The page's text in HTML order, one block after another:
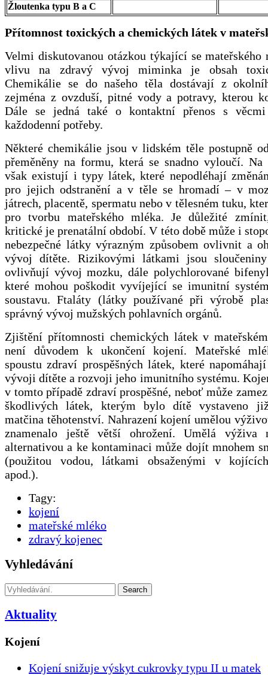
Žloutenka typu B a C
Přítomnost toxických a chemických látek v
Velmi diskutovanou otázkou týkající se mateřského
vlivu na zdravý vývoj miminka je obsah
Chemikálie se do našeho těla dostávají z
zejména z ovzduší, pitné vody a potravy, kterou
Dále se jedná také o kontaktní přenos s
každodenní potřeby.
Některé chemikálie jsou v lidském těle postupně
přeměněny na formu, která se snadno vyloučí. Na
však existují i typy látek, které nepodléhají
pro jejich odstranění a v těle se hromadí – v
játrech, placentě, spermatu nebo v tělesném tuku,
pro tvorbu mateřského mléka. Je důležité
kritické je prenatální období. V této době může i
nebezpečné látky výrazným způsobem ovlivnit a
vývoj dítěte. Rizikovými látkami jsou
ovlivňují vývoj mozku, dále polychlorované
které mohou poškodit vyvíjející se imunitní
soustavu. Ftaláty (látky používané při výrobě
správný vývoj mužských pohlavních orgánů.
Zjištění přítomnosti chemických látek v
není důvodem k ukončení kojení. Mateřské
spoustu zdraví prospěšných látek, které
vývoji dítěte a rozvoji jeho imunitního systému.
v tomto případě zdraví prospěšné, neboť může
škodlivých látek, kterým bylo dítě vystaveno
matčina těhotenství. Nahrazení kojení umělou
znamenalo ještě větší ohrožení. Umělá výživa
alternativou a ke kontaminaci může dojít mnohem
(použitou vodou, látkami obsaženými v
apod.).
Tagy:
kojení
mateřské mléko
zdravý kojenec
Vyhledávání
Search
Aktuality
Kojení
Kojení snižuje výskyt cukrovky typu II u matek